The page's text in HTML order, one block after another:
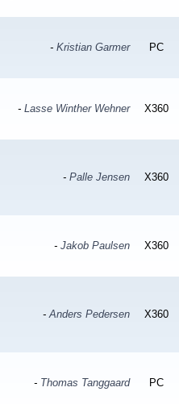
- Kristian Garmer PC
- Lasse Winther Wehner X360
- Palle Jensen X360
- Jakob Paulsen X360
-Anders Pedersen X360
- Thomas Tanggaard PC